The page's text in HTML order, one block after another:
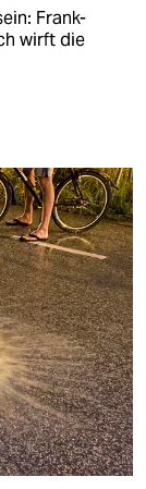
Frank-
wirft die